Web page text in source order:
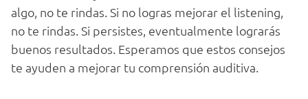
algo, no te rindas. Si no logras mejorar el listening,
no te rindas. Si persistes, eventualmente lograrás
buenos resultados. Esperamos que estos consejos
te ayuden a mejorar tu comprensión auditiva.